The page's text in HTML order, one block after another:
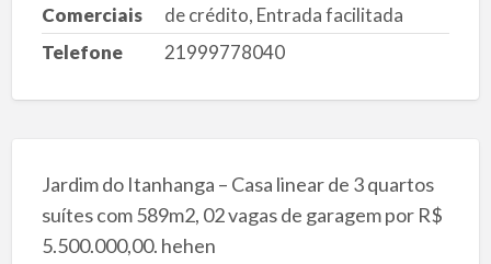
Comerciais
de crédito, Entrada facilitada
Telefone
21999778040
Jardim do Itanhanga – Casa linear de 3 quartos
suítes com 589m2, 02 vagas de garagem por R$
5.500.000,00. hehen